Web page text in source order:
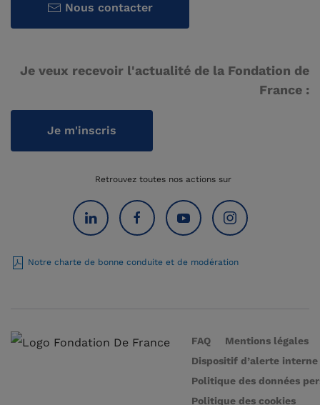
Nous contacter
Je veux recevoir l'actualité de la Fondation de
France :
Je m'inscris
Retrouvez toutes nos actions sur
Notre charte de bonne conduite et de modération
FAQ
Mentions légales
Dispositif d’alerte interne
Politique des données
Politique des cookies